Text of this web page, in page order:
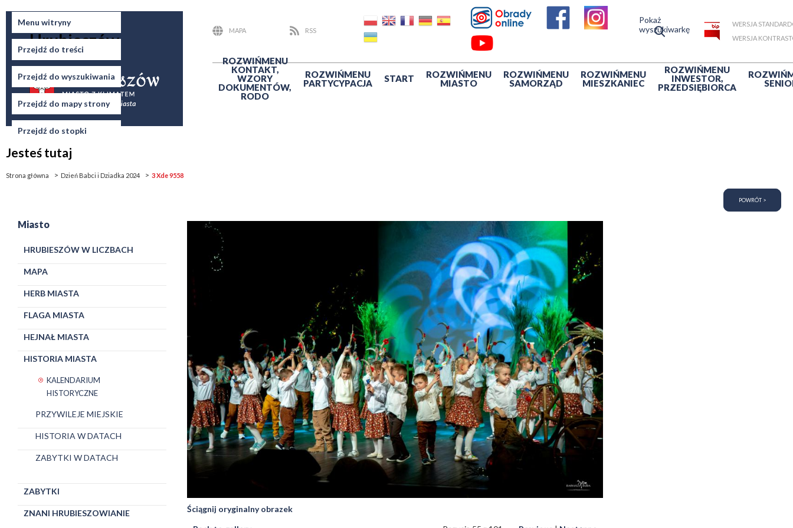
Menu witryny
Przejdź do treści
Przejdź do wyszukiwania
Przejdź do mapy strony
Przejdź do stopki
Miasto
Hrubieszów
MAPA
RSS
Pokaż
wyszukiwarkę
WERSJA
WERSJA
ROZWIŃMENU
KONTAKT,
WZORY
DOKUMENTÓW,
RODO
ROZWIŃMENU
PARTYCYPACJA
START ROZWIŃMENU
MIASTO
ROZWIŃMENU
SAMORZĄD
ROZWIŃMENU
MIESZKANIEC
ROZWIŃMENU
INWESTOR,
PRZEDSIĘBIORCA
ROZWIŃ
Jesteś tutaj
Strona główna Dzień Babci i Dziadka 2024 3 Xde 9558
POWRÓT >
Miasto
HRUBIESZÓW W LICZBACH
MAPA
HERB MIASTA
FLAGA MIASTA
HEJNAŁ MIASTA
HISTORIA MIASTA
KALENDARIUM
HISTORYCZNE
PRZYWILEJE MIEJSKIE
HISTORIA W DATACH
ZABYTKI W DATACH
ZABYTKI
ZNANI HRUBIESZOWIANIE
Ściągnij oryginalny obrazek